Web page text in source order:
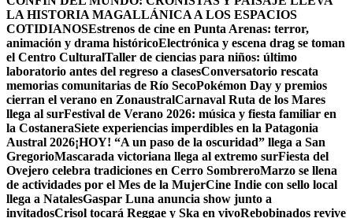
LA HISTORIA MAGALLÁNICA A LOS ESPACIOS
COTIDIANOSEstrenos de cine en Punta Arenas: terror,
animación y drama históricoElectrónica y escena drag se toman
el Centro CulturalTaller de ciencias para niños: último
laboratorio antes del regreso a clasesConversatorio rescata
memorias comunitarias de Río SecoPokémon Day y premios
cierran el verano en ZonaustralCarnaval Ruta de los Mares
llega al surFestival de Verano 2026: música y fiesta familiar en
la CostaneraSiete experiencias imperdibles en la Patagonia
Austral 2026¡HOY! “A un paso de la oscuridad” llega a San
GregorioMascarada victoriana llega al extremo surFiesta del
Ovejero celebra tradiciones en Cerro SombreroMarzo se llena
de actividades por el Mes de la MujerCine Indie con sello local
llega a NatalesGaspar Luna anuncia show junto a
invitadosCrisol tocará Reggae y Ska en vivoRebobinados revive